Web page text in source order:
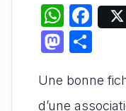
W
h
at
s
A
F
a
e
b
M
st ta
Une bonne
d’une